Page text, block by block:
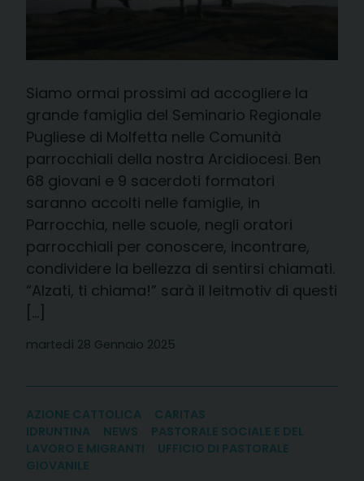
Siamo ormai prossimi ad accogliere la
grande famiglia del Seminario Regionale
Pugliese di Molfetta nelle Comunità
parrocchiali della nostra Arcidiocesi. Ben
68 giovani e 9 sacerdoti formatori
saranno accolti nelle famiglie, in
Parrocchia, nelle scuole, negli oratori
parrocchiali per conoscere, incontrare,
condividere la bellezza di sentirsi chiamati.
“Alzati, ti chiama!” sarà il leitmotiv di questi
[…]
martedì 28 Gennaio 2025
AZIONE CATTOLICA
CARITAS
IDRUNTINA
NEWS
PASTORALE SOCIALE E DEL
LAVORO E MIGRANTI
UFFICIO DI PASTORALE
GIOVANILE